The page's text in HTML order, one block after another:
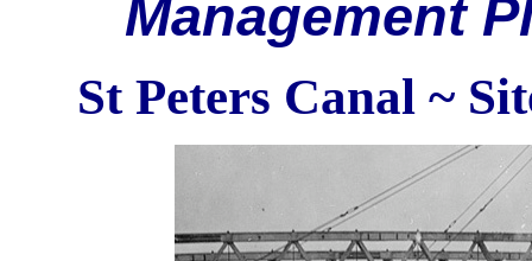
Management
St Peters Canal ~